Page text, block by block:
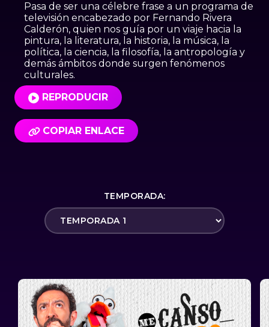
Pasa de ser una célebre frase a un programa de
televisión encabezado por Fernando Rivera
Calderón, quien nos guía por un viaje hacia la
pintura, la literatura, la historia, la música, la
política, la ciencia, la filosofía, la antropología y
demás ámbitos donde surgen fenómenos
culturales.
REPRODUCIR
COPIAR ENLACE
TEMPORADA: